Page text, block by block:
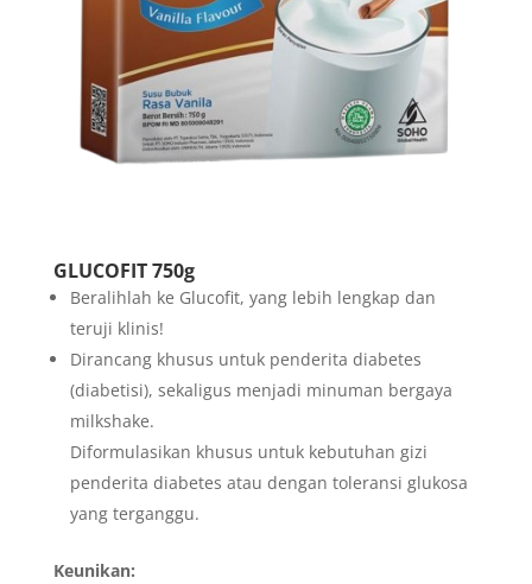
GLUCOFIT 750g
Beralihlah ke Glucofit, yang lebih lengkap dan
teruji klinis!
Dirancang khusus untuk penderita diabetes
(diabetisi), sekaligus menjadi minuman bergaya
milkshake.
Diformulasikan khusus untuk kebutuhan gizi
penderita diabetes atau dengan toleransi glukosa
yang terganggu.
Keunikan: